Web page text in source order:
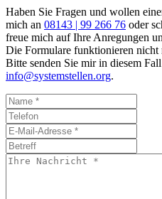
Haben Sie Fragen und wollen
mich an 08143 | 99 266 76 oder
freue mich auf Ihre Anregungen
Die Formulare funktionieren
Bitte senden Sie mir in diesem
info@systemstellen.org.